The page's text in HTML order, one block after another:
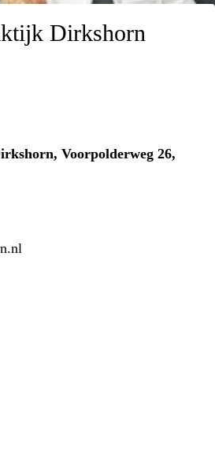
Dirkshorn
Voorpolderweg 26,